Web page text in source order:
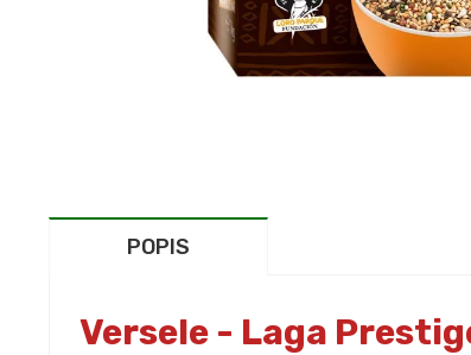
POPIS
Versele - Laga